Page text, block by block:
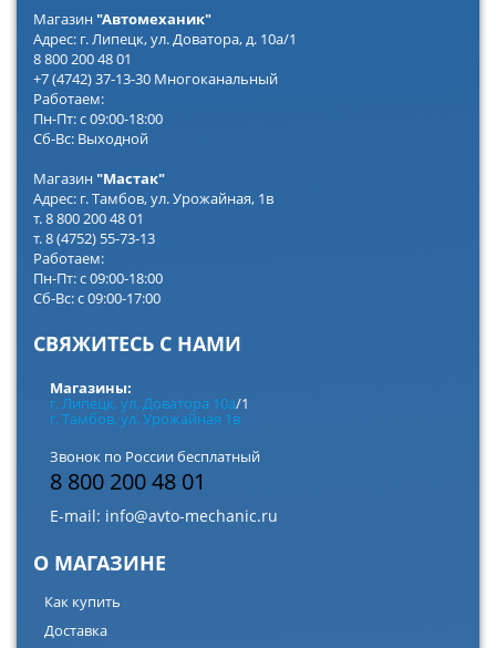
Магазин"Автомеханик"
Адрес: г. Липецк, ул. Доватора, д. 10а/1
8 800 200 48 01
+7 (4742) 37-13-30 Многоканальный
Работаем:
Пн-Пт: с 09:00-18:00
Сб-Вс: Выходной
Магазин"Мастак"
Адрес: г. Тамбов, ул. Урожайная, 1в
т. 8 800 200 48 01
т. 8 (4752) 55-73-13
Работаем:
Пн-Пт: с 09:00-18:00
Сб-Вс: с 09:00-17:00
СВЯЖИТЕСЬ С НАМИ
Магазины:
г. Липецк, ул. Доватора 10а/1
г. Тамбов, ул. Урожайная 1в
Звонок по России бесплатный
8 800 200 48 01
E-mail: info@avto-mechanic.ru
О МАГАЗИНЕ
Как купить
Доставка